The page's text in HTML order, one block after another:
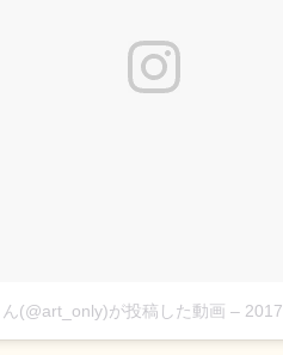
(@art_only)が投稿した動画 –